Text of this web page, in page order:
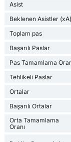
Asist
Beklenen Asistler (xA)
Toplam pas
Başarılı Paslar
Pas Tamamlama
Tehlikeli Paslar
Ortalar
Başarılı Ortalar
Orta Tamamlama
Oranı